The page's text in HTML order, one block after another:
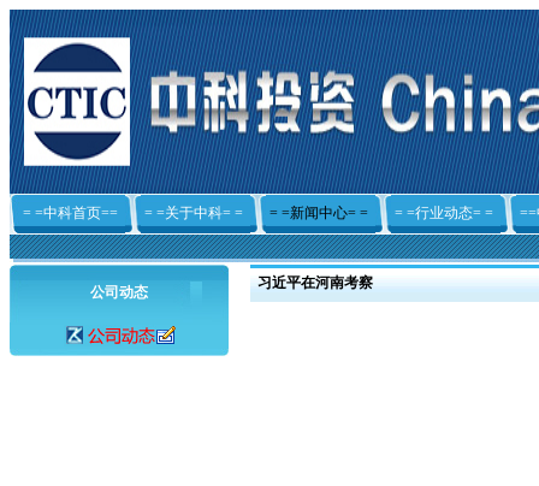
= =中科首页== = =关于中科= = = =新闻中心= = = =行业动态= =
公司动态
习近平在河南考察